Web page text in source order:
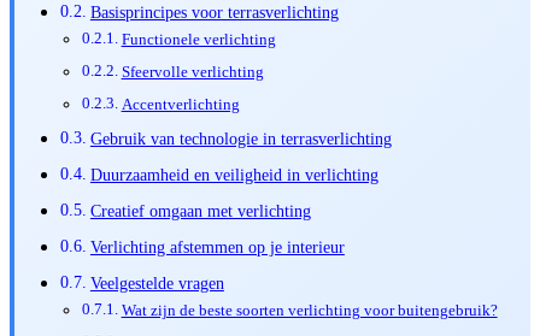
Basisprincipes voor terrasverlichting
Functionele verlichting
Sfeervolle verlichting
Accentverlichting
Gebruik van technologie in terrasverlichting
Duurzaamheid en veiligheid in verlichting
Creatief omgaan met verlichting
Verlichting afstemmen op je interieur
Veelgestelde vragen
Wat zijn de beste soorten verlichting voor buitengebruik?